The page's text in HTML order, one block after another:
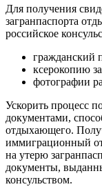
Для получения
загранпаспорта
российское
гражданский
ксерокопию
фотографии
Ускорить процесс
документами,
отдыхающего.
иммиграционный
на утерю
документы,
консульством.